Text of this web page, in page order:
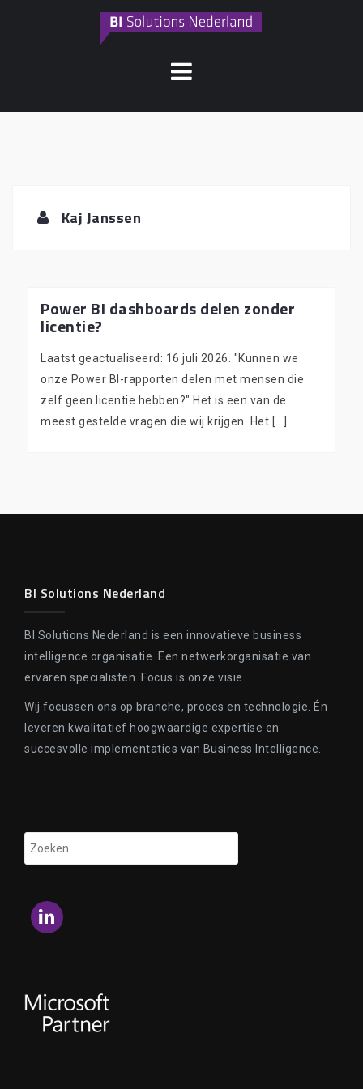
Kaj Janssen
Power BI dashboards delen zonder
licentie?
Laatst geactualiseerd: 16 juli 2026. "Kunnen we
onze Power BI-rapporten delen met mensen die
zelf geen licentie hebben?" Het is een van de
meest gestelde vragen die wij krijgen. Het […]
BI Solutions Nederland
BI Solutions Nederland is een innovatieve business
intelligence organisatie. Een netwerkorganisatie van
ervaren specialisten. Focus is onze visie.
Wij focussen ons op branche, proces en technologie. Én
leveren kwalitatief hoogwaardige expertise en
succesvolle implementaties van Business Intelligence.
Zoeken
naar:
LinkedIn